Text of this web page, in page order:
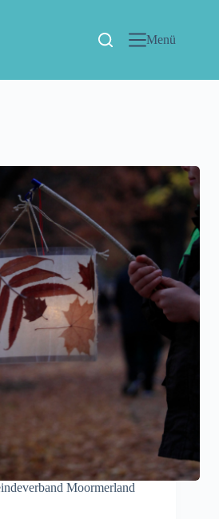
Menü
Moormerland